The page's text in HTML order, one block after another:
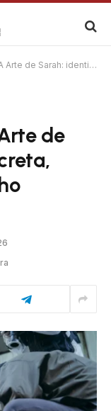
secreta, assassinato e desfecho surpreendente
de